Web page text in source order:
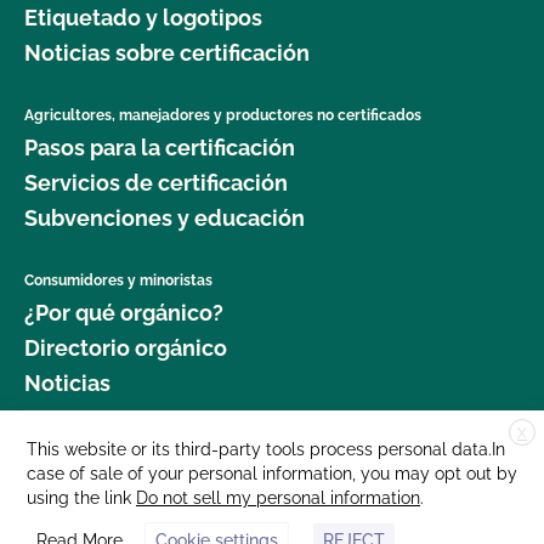
¿Qué norma Primus GFS es la mejor para mi
¿Quién puede solicitar la certificación OCal?
¿Quién debe inscribirse en el Programa Orgánico
¿Por qué necesito una inspección orgánica?
¿Por qué debería certificarme con el CCOF?
jardinería orgánica?
seguridad alimentaria como agricultor orgánico?
¿Dónde puedo obtener más información sobre la
gestión del ganado orgánico?
¿Dónde puedo encontrar semillas y plantas
orgánicas?
¿Qué cultivos requieren un intervalo de 120 días
antes de la cosecha cuando se aplica estiércol?
¿Qué norma GLOBALG.A.P. es mejor para mi
empresa?
Etiquetado y logotipos
Noticias sobre certificación
Agricultores, manejadores y productores no certificados
Pasos para la certificación
Servicios de certificación
Subvenciones y educación
Consumidores y minoristas
¿Por qué orgánico?
Directorio orgánico
Noticias
Donar
Carreras profesionales
Sala de prensa
X
This website or its third-party tools process personal data.In
case of sale of your personal information, you may opt out by
using the link Do not sell my personal information.